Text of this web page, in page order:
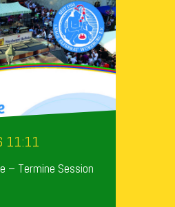
11:11
– Termine Session